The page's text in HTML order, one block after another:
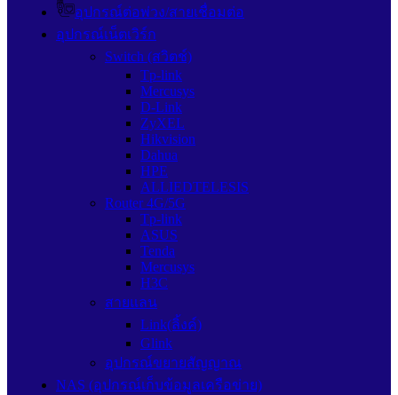
อุปกรณ์ต่อพ่วง/สายเชื่อมต่อ
อุปกรณ์เน็ตเวิร์ก
Switch (สวิตช์)
Tp-link
Mercusys
D-Link
ZyXEL
Hikvision
Dahua
HPE
ALLIEDTELESIS
Router 4G/5G
Tp-link
ASUS
Tenda
Mercusys
H3C
สายแลน
Link(ลิ้งค์)
Glink
อุปกรณ์ขยายสัญญาณ
NAS (อุปกรณ์เก็บข้อมูลเครือข่าย)